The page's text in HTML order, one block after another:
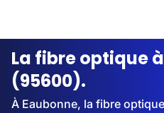
Streaming
La fibre optique
(95600).
À Eaubonne, la fibre